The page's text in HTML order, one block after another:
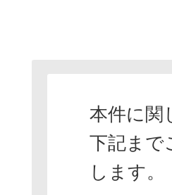
本件に関
下記まで
します。